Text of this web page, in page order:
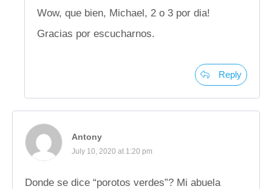
Wow, que bien, Michael, 2 o 3 por dia!
Gracias por escucharnos.
Reply
Antony
July 10, 2020 at 1:20 pm
Donde se dice “porotos verdes”? Mi abuela